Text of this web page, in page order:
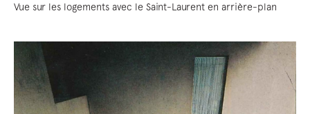
Vue sur les logements avec le Saint-Laurent en arrière-plan